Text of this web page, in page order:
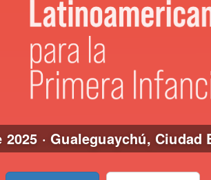
· Gualeguaychú, Ciudad